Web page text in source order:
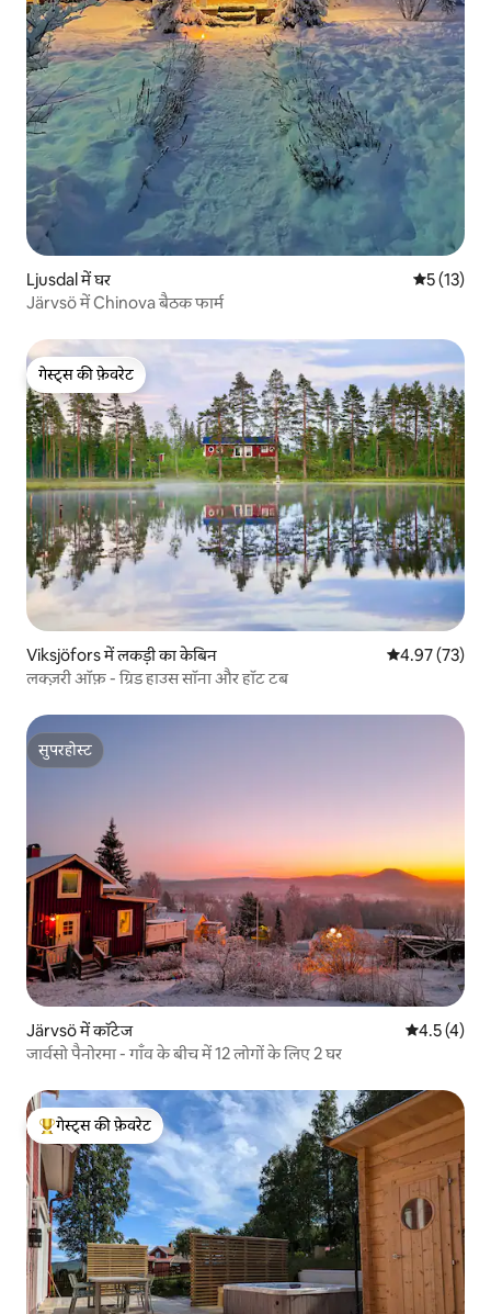
Ljusdal में घर औसत रेटिंग
5 (13)
Järvsö में Chinova बैठक फार्म
गेस्ट्स की फ़ेवरेट
गेस्ट्स की फ़ेवरेट
Viksjöfors में लकड़ी का केबिन औसत रेटिंग 5 में
4.97 (73)
लक्ज़री ऑफ़ - ग्रिड हाउस सॉना और हॉट टब
सुपरहोस्ट
सुपरहोस्ट
Järvsö में कॉटेज औसत रेटिंग 5
4.5 (4)
जार्वसो पैनोरमा - गाँव के बीच में 12 लोगों के लिए 2 घर
गेस्ट्स का टॉप फ़ेवरेट
गेस्ट्स की फ़ेवरेट